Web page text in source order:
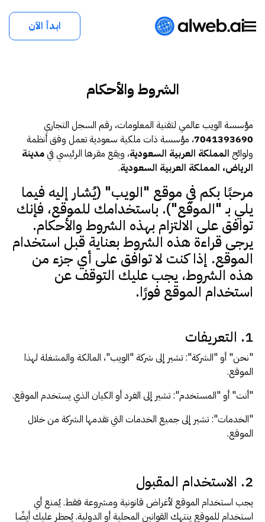
ابدأ الآن
الشروط والأحكام
مؤسسة الويب عالمي لتقنية المعلومات، رقم السجل التجاري
7041393690، مؤسسة ذات ملكية سعودية تعمل وفق أنظمة
ولوائح المملكة العربية السعودية، ويقع مقرها الرئيسي فيمدينة
الرياض، المملكة العربية السعودية.
مرحبًا بكم في موقع "الويب" (يُشار إليه فيما
يلي بـ "الموقع"). باستخدامك للموقع، فإنك
توافق على الالتزام بهذه الشروط والأحكام.
يرجى قراءة هذه الشروط بعناية قبل استخدام
الموقع. إذا كنت لا توافق على أي جزء من
هذه الشروط، يجب عليك التوقف عن
استخدام الموقع فورًا.
1. التعريفات
"نحن" أو "الشركة": تشير إلى شركة "الويب"، المالكة والمشغلة لهذا
الموقع.
"أنت" أو "المستخدم": تشير إلى الفرد أو الكيان الذي يستخدم الموقع.
"الخدمات": تشير إلى جميع الخدمات التي تقدمها الشركة من خلال
الموقع.
2. الاستخدام المقبول
يجب استخدام الموقع لأغراض قانونية ومشروعة فقط. يُمنع أي
استخدام للموقع ينتهك القوانين المحلية أو الدولية. يُحظر عليك أيضًا